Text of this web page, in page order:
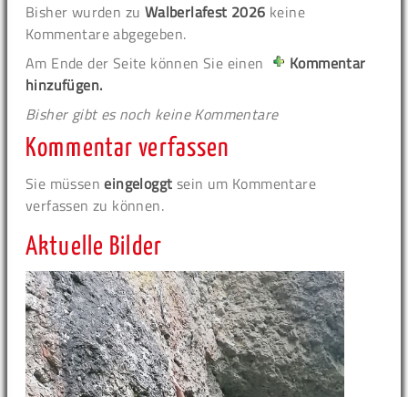
Bisher wurden zu Walberlafest 2026 keine
Kommentare abgegeben.
Am Ende der Seite können Sie einen
Kommentar
hinzufügen.
Bisher gibt es noch keine Kommentare
Kommentar verfassen
Sie müsseneingeloggt sein um Kommentare
verfassen zu können.
Aktuelle Bilder